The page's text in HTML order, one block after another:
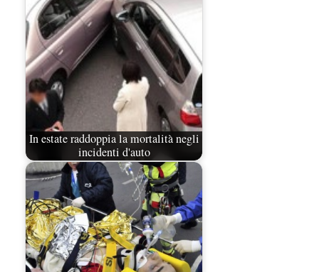
In estate raddoppia la mortalità negli
incidenti d'auto